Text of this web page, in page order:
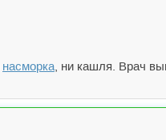
насморка , ни кашля. Врач